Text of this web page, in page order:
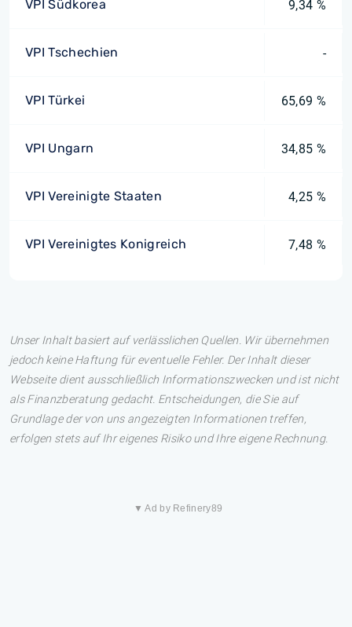
VPI Südkorea 9,34 %
VPI Tschechien -
VPI Türkei 65,69 %
VPI Ungarn 34,85 %
VPI Vereinigte Staaten 4,25 %
VPI Vereinigtes Konigreich 7,48 %
Unser Inhalt basiert auf verlässlichen Quellen. Wir übernehmen
jedoch keine Haftung für eventuelle Fehler. Der Inhalt dieser
Webseite dient ausschließlich Informationszwecken und ist nicht
als Finanzberatung gedacht. Entscheidungen, die Sie auf
Grundlage der von uns angezeigten Informationen treffen,
erfolgen stets auf Ihr eigenes Risiko und Ihre eigene Rechnung.
▼ Ad by Refinery89